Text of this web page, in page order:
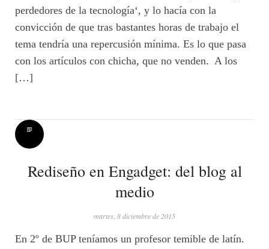
perdedores de la tecnología‘, y lo hacía con la
convicción de que tras bastantes horas de trabajo el
tema tendría una repercusión mínima. Es lo que pasa
con los artículos con chicha, que no venden. A los
[…]
Rediseño en Engadget: del blog al
medio
martes, 8 diciembre de 2015
En 2º de BUP teníamos un profesor temible de latín.